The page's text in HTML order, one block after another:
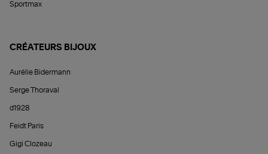
Sportmax
CRÉATEURS BIJOUX
Aurélie Bidermann
Serge Thoraval
d1928
Feidt Paris
Gigi Clozeau